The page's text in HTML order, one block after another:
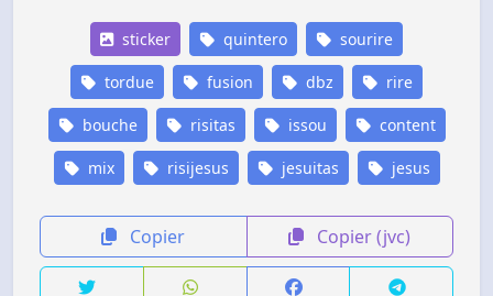
sticker quintero sourire
tordue fusion dbz rire
bouche risitas issou content
mix risijesus jesuitas jesus
Copier Copier (jvc)